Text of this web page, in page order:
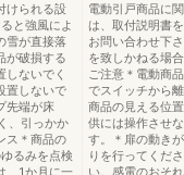
けられる設
と強風によ
雪が直接落
が破損する
ないでく
置しないで
先端が床
、引っかか
ス＊商品の
るみを点検
、1か月に一
電動引戸商品に
は、取付説明書
お問い合わせ下
を致しかねる場
ご注意＊電動商
でスイッチから
商品の見える位
供には操作させ
す。＊扉の動き
りを行ってくだ
い。感電のおそ